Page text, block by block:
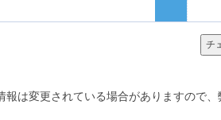
報は変更されている場合がありますので、